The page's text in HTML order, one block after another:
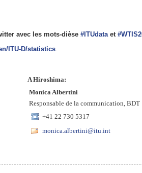
avec les mots-dièse #ITUdataet
ITU-D/statistics.
A Hiroshima:
Monica Albertini
Responsable de la communication, BDT
+41 22 730 5317
monica.albertini@itu.int